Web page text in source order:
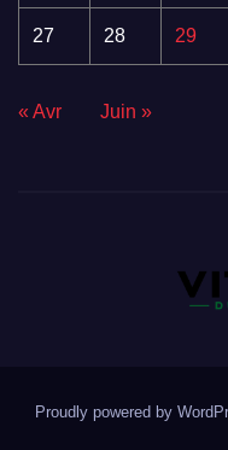
27 28 29
« Avr Juin »
Proudly powered by